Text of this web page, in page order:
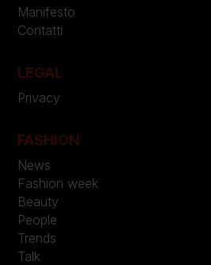
Manifesto
Contatti
LEGAL
Privacy
FASHION
News
Fashion week
Beauty
People
Trends
Talk